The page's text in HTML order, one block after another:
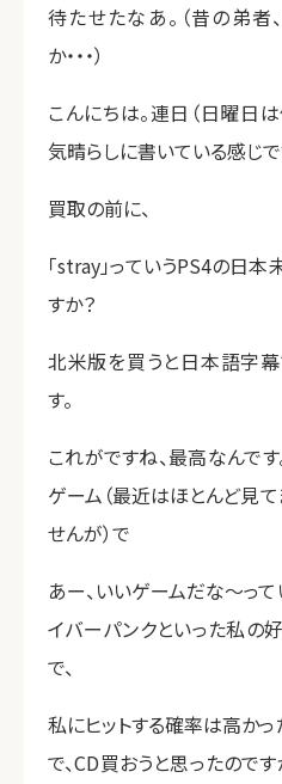
待たせたなあ。（昔の弟
か・・・）
こんにちは。連日（日曜日
気晴らしに書いている感じで
買取の前に、
「stray」っていうPS4の日
すか？
北米版を買うと日本語字
す。
これがですね、最高なんで
ゲーム（最近はほとんど見
せんが）で
あー、いいゲームだな～って
イバーパンクといった私の
で、
私にヒットする確率は高か
で、CD買おうと思ったので